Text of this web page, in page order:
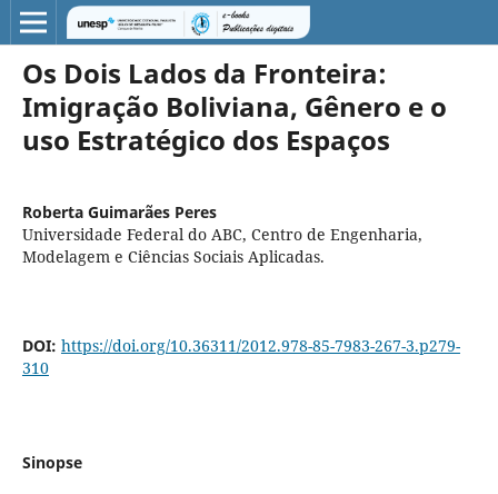
Os Dois Lados da Fronteira:
Imigração Boliviana, Gênero e o
uso Estratégico dos Espaços
Roberta Guimarães Peres
Universidade Federal do ABC, Centro de Engenharia,
Modelagem e Ciências Sociais Aplicadas.
DOI: https://doi.org/10.36311/2012.978-85-7983-267-3.p279-
310
Sinopse